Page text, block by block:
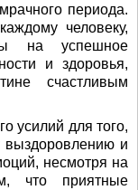
периода.
человеку,
на успешное
и здоровья,
счастливым
усилий для того,
выздоровлению и
несмотря на
что приятные